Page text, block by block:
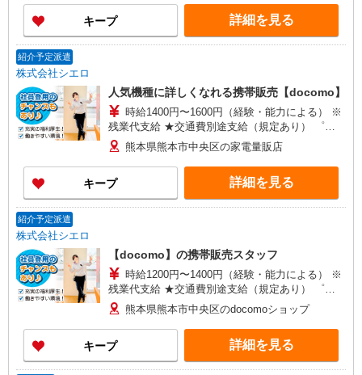
い・週払い可能（規程有）★ ゜・。○。・゜
+゜・。○。・゜+゜
キープ 詳細を見る
紹介予定派遣
株式会社シエロ
人気機種に詳しくなれる携帯販売【docomo】
時給1400円〜1600円（経験・能力による） ※
残業代支給 ★交通費別途支給（規定あり） ゜
+゜・。○。・゜+゜・。○。・゜+゜ 入社祝い金10
万円支給(規定有) お友達を紹介頂くと, インセンテ
ィブ支給(規定有) ★月2回払い・週払い可能（規程
有）★ ゜・。○。・゜+゜・。○。・゜+゜
熊本県熊本市中央区の家電量販店
キープ 詳細を見る
紹介予定派遣
株式会社シエロ
【docomo】の携帯販売スタッフ
時給1200円〜1400円（経験・能力による） ※
残業代支給 ★交通費別途支給（規定あり） ゜
+゜・。○。・゜+゜・。○。・゜+゜ 入社祝い金10
万円支給(規定有) お友達を紹介頂くと, インセンテ
ィブ支給(規定有) ★月2回払い・週払い可能（規程
有）★ ゜・。○。・゜+゜・。○。・゜+゜
熊本県熊本市中央区のdocomoショップ
キープ 詳細を見る